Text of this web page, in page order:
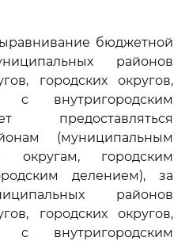
бюджетной
районов
городских округов,
с внутригородским
предоставляться
(муниципальным
округам, городским
делением), за
районов
городских округов,
с внутригородским